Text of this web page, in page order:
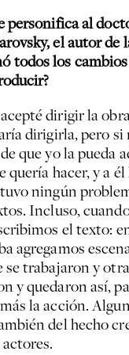
personifica al
el autor de
todos los
dirigir la
dirigirla, pero si
que yo la pueda
quería hacer, y a
ningún
Incluso,
el texto:
agregamos
se trabajaron y
y quedaron así,
la acción.
del hecho